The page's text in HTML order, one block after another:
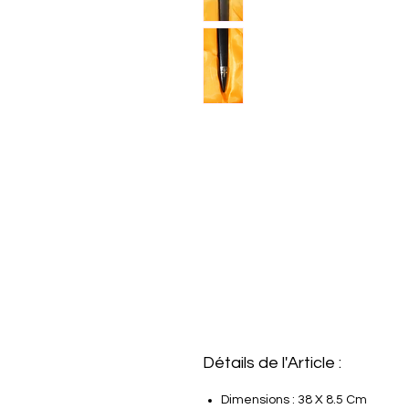
Détails de l'Article :
Dimensions : 38 X 8.5 Cm